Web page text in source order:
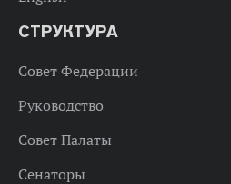
СТРУКТУРА
Совет Федерации
Руководство
Совет Палаты
Сенаторы